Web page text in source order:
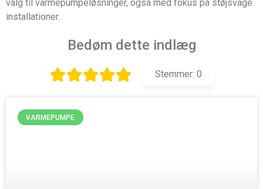
valg til varmepumpeløsninger, også med fokus på støjsvage
installationer.
Bedøm dette indlæg
Stemmer: 0
VARMEPUMPE